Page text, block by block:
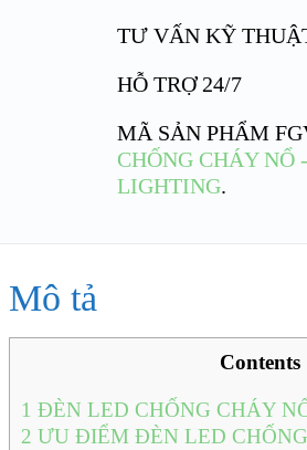
TƯ VẤN KỸ
HỖ TRỢ 24/7
MÃ SẢN PHẨM
CHỐNG CHÁY NỔ
LIGHTING.
Mô tả
Contents
1 ĐÈN LED CHỐNG CHÁY
2 ƯU ĐIỂM ĐÈN LED